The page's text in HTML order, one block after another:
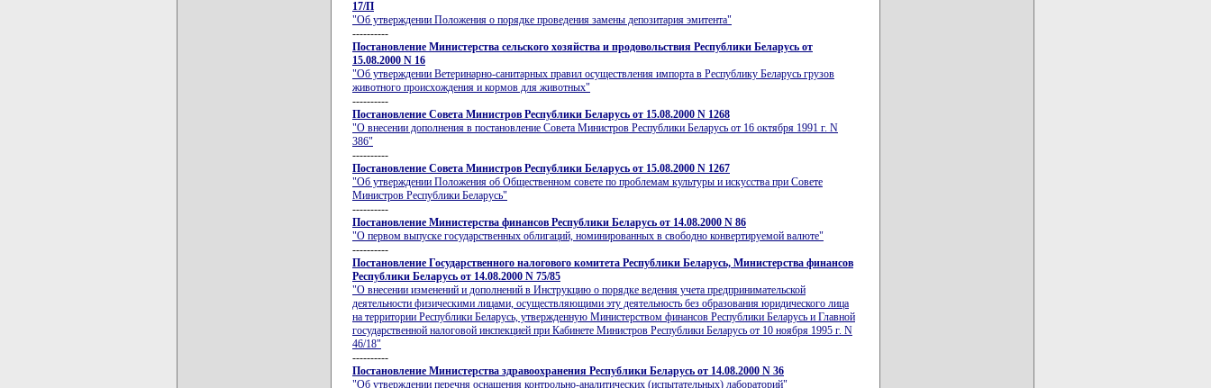
17/П
"Об утверждении Положения о порядке проведения замены депозитария эмитента"
----------
Постановление Министерства сельского хозяйства и продовольствия Республики Беларусь от
15.08.2000 N 16
"Об утверждении Ветеринарно-санитарных правил осуществления импорта в Республику Беларусь грузов
животного происхождения и кормов для животных"
----------
Постановление Совета Министров Республики Беларусь от 15.08.2000 N 1268
"О внесении дополнения в постановление Совета Министров Республики Беларусь от 16 октября 1991 г. N
386"
----------
Постановление Совета Министров Республики Беларусь от 15.08.2000 N 1267
"Об утверждении Положения об Общественном совете по проблемам культуры и искусства при Совете
Министров Республики Беларусь"
----------
Постановление Министерства финансов Республики Беларусь от 14.08.2000 N 86
"О первом выпуске государственных облигаций, номинированных в свободно конвертируемой валюте"
----------
Постановление Государственного налогового комитета Республики Беларусь, Министерства финансов
Республики Беларусь от 14.08.2000 N 75/85
"О внесении изменений и дополнений в Инструкцию о порядке ведения учета предпринимательской
деятельности физическими лицами, осуществляющими эту деятельность без образования юридического лица
на территории Республики Беларусь, утвержденную Министерством финансов Республики Беларусь и Главной
государственной налоговой инспекцией при Кабинете Министров Республики Беларусь от 10 ноября 1995 г. N
46/18"
----------
Постановление Министерства здравоохранения Республики Беларусь от 14.08.2000 N 36
"Об утверждении перечня оснащения контрольно-аналитических (испытательных) лабораторий"